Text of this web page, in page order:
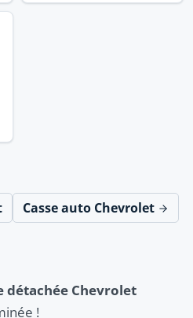
Casse auto Chevrolet
détachée Chevrolet
!